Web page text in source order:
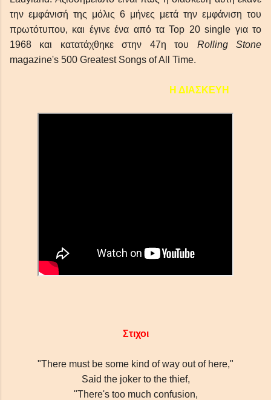
την εμφάνισή της μόλις 6 μήνες μετά την εμφάνιση του
πρωτότυπου, και έγινε ένα από τα Top 20 single γιατο
1968
και κατατάχθηκε στην 47η του Rolling Stone
magazine's 500 Greatest Songs of All Time.
Η ΔΙΑΣΚΕΥΗ
Στιχοι
"There must be some kind of way out of here,"
Said the joker to the thief,
"There's too much confusion,